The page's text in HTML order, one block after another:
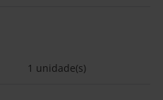
1 unidade(s)